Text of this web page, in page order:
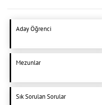
Aday Öğrenci
Mezunlar
Sık Sorulan Sorular